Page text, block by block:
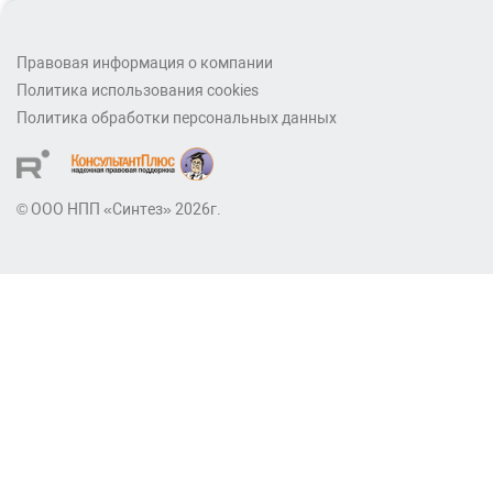
Правовая информация о компании
Политика использования cookies
Политика обработки персональных данных
© ООО НПП «Синтез» 2026г.